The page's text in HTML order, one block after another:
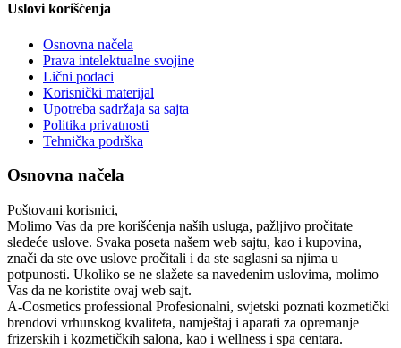
Uslovi korišćenja
Osnovna načela
Prava intelektualne svojine
Lični podaci
Korisnički materijal
Upotreba sadržaja sa sajta
Politika privatnosti
Tehnička podrška
Osnovna načela
Poštovani korisnici,
Molimo Vas da pre korišćenja naših usluga, pažljivo pročitate
sledeće uslove. Svaka poseta našem web sajtu, kao i kupovina,
znači da ste ove uslove pročitali i da ste saglasni sa njima u
potpunosti. Ukoliko se ne slažete sa navedenim uslovima, molimo
Vas da ne koristite ovaj web sajt.
A-Cosmetics professional Profesionalni, svjetski poznati kozmetički
brendovi vrhunskog kvaliteta, namještaj i aparati za opremanje
frizerskih i kozmetičkih salona, kao i wellness i spa centara.